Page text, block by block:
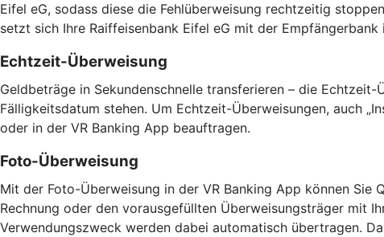
Eifel eG, sodass diese die Fehlüberweisung rechtzeitig
setzt sich Ihre Raiffeisenbank Eifel eG mit der Empfängerbank
Echtzeit-Überweisung
Geldbeträge in Sekundenschnelle transferieren – die
Fälligkeitsdatum stehen. Um Echtzeit-Überweisungen, auch
oder in der VR Banking App beauftragen.
Foto-Überweisung
Mit der Foto-Überweisung in der VR Banking App können Sie
Rechnung oder den vorausgefüllten Überweisungsträger mit
Verwendungszweck werden dabei automatisch übertragen.